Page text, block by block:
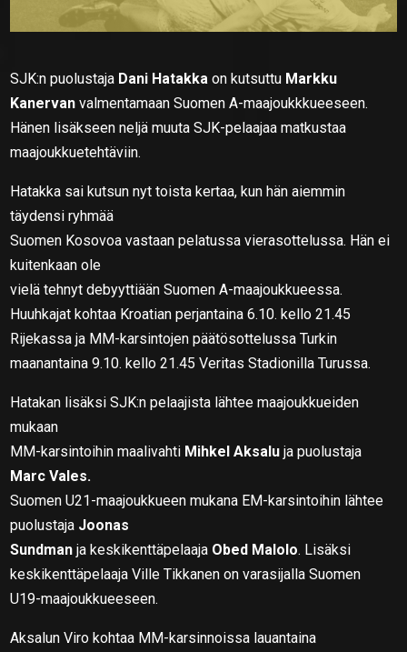
SJK:n puolustaja Dani Hatakka on kutsuttu Markku
Kanervan valmentamaan Suomen A-maajoukkkueeseen.
Hänen lisäkseen neljä muuta SJK-pelaajaa matkustaa
maajoukkuetehtäviin.
Hatakka sai kutsun nyt toista kertaa, kun hän aiemmin
täydensi ryhmää
Suomen Kosovoa vastaan pelatussa vierasottelussa. Hän ei
kuitenkaan ole
vielä tehnyt debyyttiään Suomen A-maajoukkueessa.
Huuhkajat kohtaa Kroatian perjantaina 6.10. kello 21.45
Rijekassa ja MM-karsintojen päätösottelussa Turkin
maanantaina 9.10. kello 21.45 Veritas Stadionilla Turussa.
Hatakan lisäksi SJK:n pelaajista lähtee maajoukkueiden
mukaan
MM-karsintoihin maalivahti Mihkel Aksalu ja puolustaja
Marc Vales.
Suomen U21-maajoukkueen mukana EM-karsintoihin lähtee
puolustaja Joonas
Sundman ja keskikenttäpelaaja Obed Malolo. Lisäksi
keskikenttäpelaaja Ville Tikkanen on varasijalla Suomen
U19-maajoukkueeseen.
Aksalun Viro kohtaa MM-karsinnoissa lauantaina